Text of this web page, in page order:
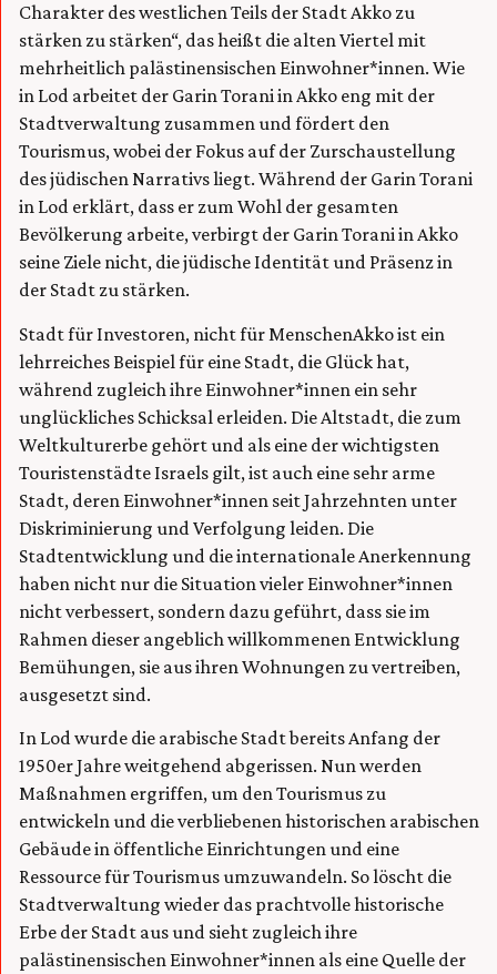
Charakter des westlichen Teils der Stadt Akko zu
stärken zu stärken“, das heißt die alten Viertel mit
mehrheitlich palästinensischen Einwohner*innen. Wie
in Lod arbeitet der Garin Torani in Akko eng mit der
Stadtverwaltung zusammen und fördert den
Tourismus, wobei der Fokus auf der Zurschaustellung
des jüdischen Narrativs liegt. Während der Garin Torani
in Lod erklärt, dass er zum Wohl der gesamten
Bevölkerung arbeite, verbirgt der Garin Torani in Akko
seine Ziele nicht, die jüdische Identität und Präsenz in
der Stadt zu stärken.
Stadt für Investoren, nicht für MenschenAkko ist ein
lehrreiches Beispiel für eine Stadt, die Glück hat,
während zugleich ihre Einwohner*innen ein sehr
unglückliches Schicksal erleiden. Die Altstadt, die zum
Weltkulturerbe gehört und als eine der wichtigsten
Touristenstädte Israels gilt, ist auch eine sehr arme
Stadt, deren Einwohner*innen seit Jahrzehnten unter
Diskriminierung und Verfolgung leiden. Die
Stadtentwicklung und die internationale Anerkennung
haben nicht nur die Situation vieler Einwohner*innen
nicht verbessert, sondern dazu geführt, dass sie im
Rahmen dieser angeblich willkommenen Entwicklung
Bemühungen, sie aus ihren Wohnungen zu vertreiben,
ausgesetzt sind.
In Lod wurde die arabische Stadt bereits Anfang der
1950er Jahre weitgehend abgerissen. Nun werden
Maßnahmen ergriffen, um den Tourismus zu
entwickeln und die verbliebenen historischen arabischen
Gebäude in öffentliche Einrichtungen und eine
Ressource für Tourismus umzuwandeln. So löscht die
Stadtverwaltung wieder das prachtvolle historische
Erbe der Stadt aus und sieht zugleich ihre
palästinensischen Einwohner*innen als eine Quelle der